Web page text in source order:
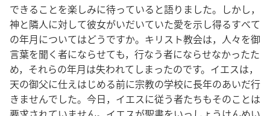
できることを楽しみに待っていると語りました。しかし，
神と隣人に対して彼女がいだいていた愛を示し得るすべて
の年月についてはどうですか。キリスト教会は，人々を御
言葉を聞く者にならせても，行なう者にならせなかったた
め，それらの年月は失われてしまったのです。イエスは，
天の御父に仕えはじめる前に宗教の学校に長年のあいだ行
きませんでした。今日，イエスに従う者たちもそのことは